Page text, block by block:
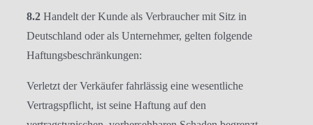
8.2 Handelt der Kunde als Verbraucher mit Sitz in
Deutschland oder als Unternehmer, gelten folgende
Haftungsbeschränkungen:
Verletzt der Verkäufer fahrlässig eine wesentliche
Vertragspflicht, ist seine Haftung auf den